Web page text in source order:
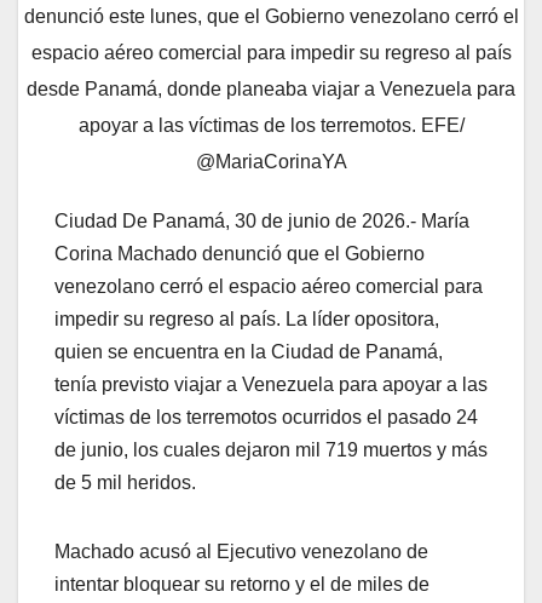
denunció este lunes, que el Gobierno venezolano cerró el
espacio aéreo comercial para impedir su regreso al país
desde Panamá, donde planeaba viajar a Venezuela para
apoyar a las víctimas de los terremotos. EFE/
@MariaCorinaYA
Ciudad De Panamá, 30 de junio de 2026.- María
Corina Machado denunció que el Gobierno
venezolano cerró el espacio aéreo comercial para
impedir su regreso al país. La líder opositora,
quien se encuentra en la Ciudad de Panamá,
tenía previsto viajar a Venezuela para apoyar a las
víctimas de los terremotos ocurridos el pasado 24
de junio, los cuales dejaron mil 719 muertos y más
de 5 mil heridos.
Machado acusó al Ejecutivo venezolano de
intentar bloquear su retorno y el de miles de